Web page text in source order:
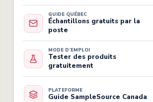
GUIDE QUÉBEC
Échantillons gratuits par la
poste
MODE D’EMPLOI
Tester des produits
gratuitement
PLATEFORME
Guide SampleSource Canada